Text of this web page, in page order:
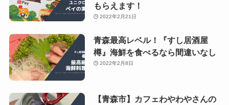
もらえます！
2022年2月21日
青森最高レベル！『すし居酒屋
樽』海鮮を食べるなら間違いなし
2022年2月8日
【青森市】カフェわやわやさんの